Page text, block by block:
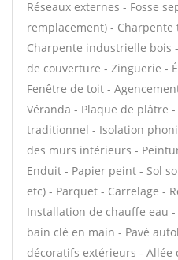
Réseaux externes - Fosse
remplacement) -
Charpente industrielle bois
de couverture - Zinguerie -
Fenêtre de toit -
Véranda - Plaque de plâtre
traditionnel - Isolation
des murs intérieurs -
Enduit - Papier peint - Sol
etc) - Parquet - Carrelage -
Installation de chauffe eau
bain clé en main - Pavé
décoratifs extérieurs - Allée